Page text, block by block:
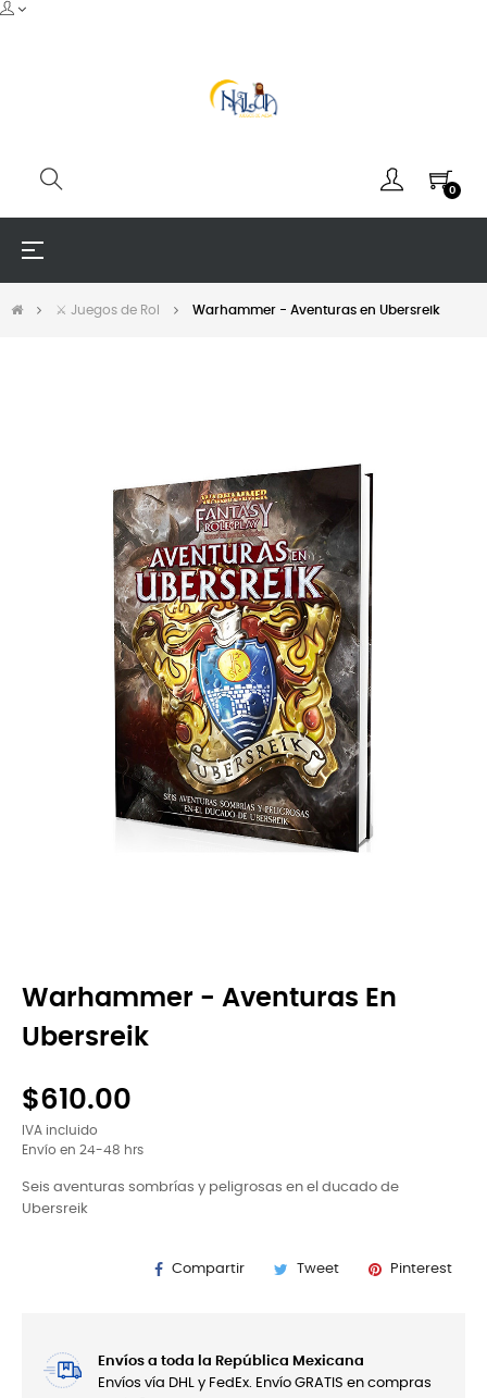
0
Navegación
☰
⚔️ Juegos de Rol Warhammer - Aventuras en Ubersreik
Warhammer - Aventuras En
Ubersreik
$610.00
IVA incluido
Envío en 24-48 hrs
Seis aventuras sombrías y peligrosas en el ducado de
Ubersreik
Compartir Tweet Pinterest
Envíos a toda la República Mexicana
Envíos vía DHL y FedEx. Envío GRATIS en compras